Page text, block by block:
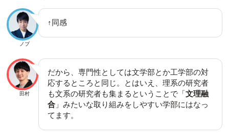
ノブ
↑同感
田村
だから、専門性としては文学部とか工学部の対
応するところと同じ。とはいえ、理系の研究者
も文系の研究者も集まるということで「文理融
合 」みたいな取り組みをしやすい学部にはなっ
てます。